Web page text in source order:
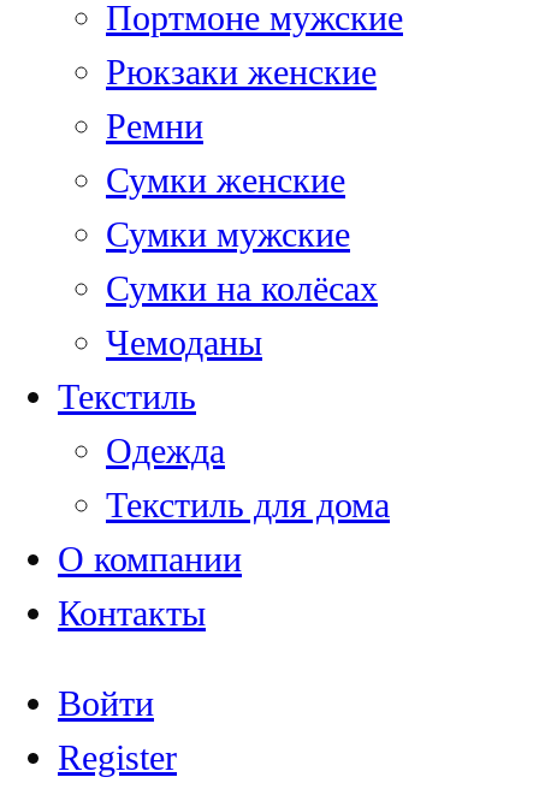
Портмоне мужские
Рюкзаки женские
Ремни
Сумки женские
Сумки мужские
Сумки на колёсах
Чемоданы
Текстиль
Одежда
Текстиль для дома
О компании
Контакты
Войти
Register